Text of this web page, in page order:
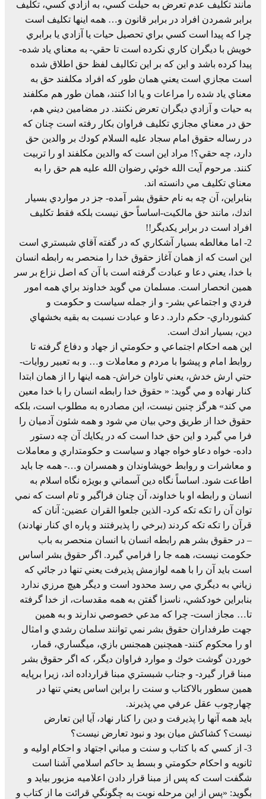
مانند تكليف عدم تعرض به حيلت كسي، به آزادي كسي، تكليف
برابر شمردن افراد در برابر قانون و… همه اينها تكليف است
چرا كه پيدا است كسي براي تحصيل حيات يا آزادي يا برابري
خويش با ديگران كاري نكرده است تا حقي- به معناي ياد شده-
پيدا كرده باشد و اين كه بر اين تكاليف لفظ حق اطلاق شده
است مجازي است يعني همان طور كه افراد مكلفند حق به
معناي ياد شده را مراعات و يا ادا كنند، همان طور هم مكلفند
به حيات و آزادي ديگران تعرض نكنند. در مضامين ديني هم،
حق در معناي مجازي تكليف فراوان بكار رفته است چنان كه
در رساله حقوق امام سجاد عليه السلام كودك بر والدين حق
دارد، چه حقي؟! مراد اين است كه والدين مكلفند او را تربيت
كنند. مرحوم آيت الله خوئي رضوان الله عليه هم حق را به
معناي تكليف مي دانسته اند.
بنابراين، آن چه به نام حقوق بشر آمده- جز در مواردي بسيار
اندك، مانند حق مالكيت-اساساً حق نيست بلكه فقط تكليف
افراد است در برابر يكديگر!!
2- اما مغالطه بسيار آشكاري كه در گفته آقاي شبستري است
اين است كه از همان آغاز حقوق خدا را منحصر به رابطه انسان
با خدا، يعني دعا و عبادت گرفته است با آن كه اصل نزاع بر سر
همين انحصار است. مسلمان مي گويد خداوند براي همه امور
فردي و اجتماعي بشر- و از جمله سياست و حكومت و
كشورداري- حكم دارد. دعا و عبادت نسبت به بقيه بخشهاي
دين، بسيار اندك است.
اين همه احكام اجتماعي و حكومتي از جهاد و دفاع گرفته تا
روابط امام و پيشوا با مردم و معاملات و… و به تعبير روايات-
حتي ارش خدش، يعني تاوان خراش- همه اينها را از همان ابتدا
كنار نهاده و مي گويد: « حقوق خدا رابطه انسان را با خدا معين
مي كند» هرگز چنين نيست، اين مصادره به مطلوب است، بلكه
حقوق خدا از طريق وحي بيان مي شود و همه شئون آدميان را
فرا مي گيرد و اين حق خدا است كه در يكايك آن چه دستور
داده- خواه دعاو خواه جهاد و سياست و حكومتداري و معاملات
و معاشرات و روابط خويشاوندان و همسران و…- همه جا بايد
اطاعت شود. اساساً نگاه دين آسماني و بويژه نگاه اسلام به
انسان و رابطه او با خداوند، آن چنان فراگير و تام است كه نمي
توان آن را تكه تكه كرد- الذين جلعوا القران عضين: آنان كه
قرآن را تكه تكه كردند (برخي را پذيرفتند و پاره اي كنار نهادند)
– در حقوق بشر هم رابطه انسان با انسان منحصر به باب
حكومت نيست، همه جا را فرامي گيرد. اگر حقوق بشر اساس
است بايد آن را با همه لوازمش پذيرفت يعني تنها در جائي كه
زياني به ديگري مي رسد محدود است و ديگر هيچ مرزي ندارد
بنابراين خودكشي، ناسزا گفتن به همه مقدسات، از خدا گرفته
تا… مجاز است- چرا كه مدعي خصوصي ندارند و به همين
جهت طرفداران حقوق بشر نمي توانند سلمان رشدي و امثال
او را محكوم كنند- همچنين همجنس بازي، ميگساري، قمار،
خوردن گوشت خوك و موارد فراوان ديگر، كه اگر حقوق بشر
مبنا قرار گيرد- و جناب شبستري مبنا قرارداده اند، زيرا برپايه
همين سطور بالاكتاب و سنت را براين اساس يعني تنها در
چهارچوب عقل عرفي مي پذيرند.
بايد همه آنها را پذيرفت و دين را كنار نهاد، آيا اين تعارض
نيست؟ كشاكش ميان بود و نبود تعارض نيست؟
3- از كسي كه با كتاب و سنت و مباني اجتهاد و احكام اوليه و
ثانويه و احكام حكومتي و بسط يد حاكم اسلامي آشنا است
شگفت است كه پس از مبنا قرار دادن اعلاميه مزبور بيايد و
بگويد: «پس از اين مرحله نوبت به چگونگي قرائت ما از كتاب و